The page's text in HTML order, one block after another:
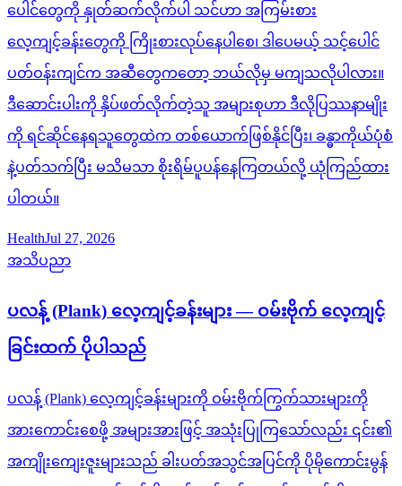
ပေါင်တွေကို နှုတ်ဆက်လိုက်ပါ သင်ဟာ အကြမ်းစား
လေ့ကျင့်ခန်းတွေကို ကြိုးစားလုပ်နေပါစေ၊ ဒါပေမယ့် သင့်ပေါင်
ပတ်ဝန်းကျင်က အဆီတွေကတော့ ဘယ်လိုမှ မကျသလိုပါလား။
ဒီဆောင်းပါးကို နှိပ်ဖတ်လိုက်တဲ့သူ အများစုဟာ ဒီလိုပြဿနာမျိုး
ကို ရင်ဆိုင်နေရသူတွေထဲက တစ်ယောက်ဖြစ်နိုင်ပြီး၊ ခန္ဓာကိုယ်ပုံစံ
နဲ့ပတ်သက်ပြီး မသိမသာ စိုးရိမ်ပူပန်နေကြတယ်လို့ ယုံကြည်ထား
ပါတယ်။
HealthJul 27, 2026
အသိပညာ
ပလန့် (Plank) လေ့ကျင့်ခန်းများ — ဝမ်းဗိုက် လေ့ကျင့်
ခြင်းထက် ပိုပါသည်
ပလန့် (Plank) လေ့ကျင့်ခန်းများကို ဝမ်းဗိုက်ကြွက်သားများကို
အားကောင်းစေဖို့ အများအားဖြင့် အသုံးပြုကြသော်လည်း ၎င်း၏
အကျိုးကျေးဇူးများသည် ခါးပတ်အသွင်အပြင်ကို ပိုမိုကောင်းမွန်